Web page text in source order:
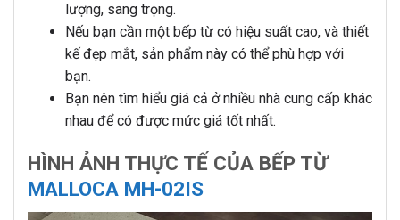
lượng, sang trọng.
Nếu bạn cần một bếp từ có hiệu suất cao, và thiết
kế đẹp mắt, sản phẩm này có thể phù hợp với
bạn.
Bạn nên tìm hiểu giá cả ở nhiều nhà cung cấp khác
nhau để có được mức giá tốt nhất.
HÌNH ẢNH THỰC TẾ CỦA BẾP TỪ
MALLOCA MH-02IS